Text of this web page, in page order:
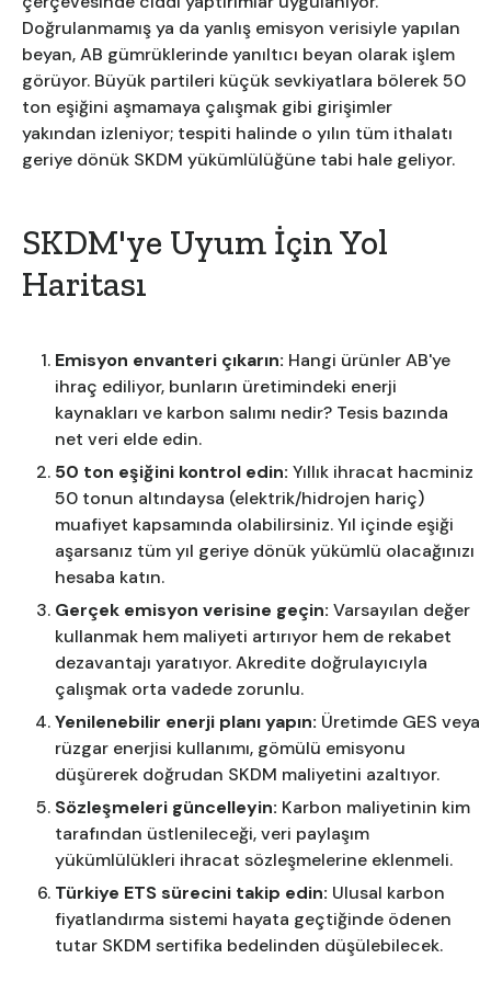
Doğrulanmamış ya da yanlış emisyon verisiyle yapılan
beyan, AB gümrüklerinde yanıltıcı beyan olarak işlem
görüyor. Büyük partileri küçük sevkiyatlara bölerek 50
ton eşiğini aşmamaya çalışmak gibi girişimler
yakından izleniyor; tespiti halinde o yılın tüm ithalatı
geriye dönük SKDM yükümlülüğüne tabi hale geliyor.
SKDM'ye Uyum İçin Yol
Haritası
Emisyon envanteri çıkarın: Hangi ürünler AB'ye
ihraç ediliyor, bunların üretimindeki enerji
kaynakları ve karbon salımı nedir? Tesis bazında
net veri elde edin.
50 ton eşiğini kontrol edin: Yıllık ihracat hacminiz
50 tonun altındaysa (elektrik/hidrojen hariç)
muafiyet kapsamında olabilirsiniz. Yıl içinde eşiği
aşarsanız tüm yıl geriye dönük yükümlü olacağınızı
hesaba katın.
Gerçek emisyon verisine geçin: Varsayılan değer
kullanmak hem maliyeti artırıyor hem de rekabet
dezavantajı yaratıyor. Akredite doğrulayıcıyla
çalışmak orta vadede zorunlu.
Yenilenebilir enerji planı yapın: Üretimde GES veya
rüzgar enerjisi kullanımı, gömülü emisyonu
düşürerek doğrudan SKDM maliyetini azaltıyor.
Sözleşmeleri güncelleyin: Karbon maliyetinin kim
tarafından üstlenileceği, veri paylaşım
yükümlülükleri ihracat sözleşmelerine eklenmeli.
Türkiye ETS sürecini takip edin: Ulusal karbon
fiyatlandırma sistemi hayata geçtiğinde ödenen
tutar SKDM sertifika bedelinden düşülebilecek.